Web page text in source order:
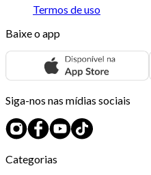
Termos de uso
Baixe o app
Siga-nos nas mídias sociais
Categorias